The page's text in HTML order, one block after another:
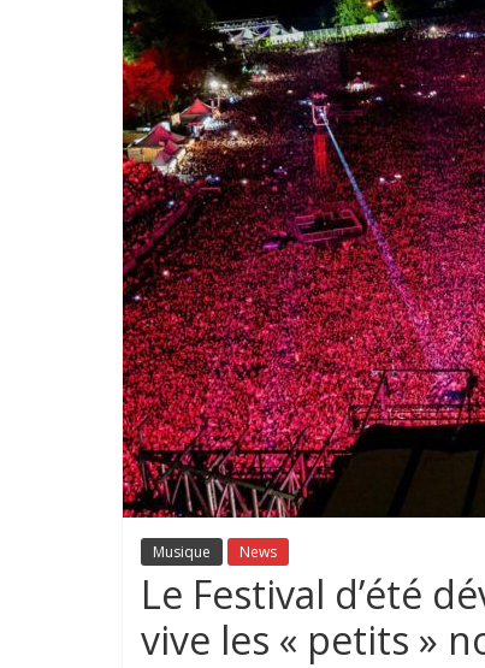
Musique News
Le Festival d’été
vive les « petits »